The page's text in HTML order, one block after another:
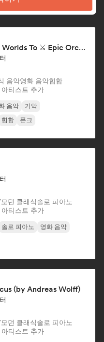
Music to Conquer Worlds To ⚔️ Epic Orchestral, Cinematic & Trailer Music
음악영화 음악힙합
티스트 추가
음악
기악
힙합 폰크
던 클래식솔로 피아노
티스트 추가
솔로 피아노
영화 음악
(by Andreas Wolff)
던 클래식솔로 피아노
티스트 추가